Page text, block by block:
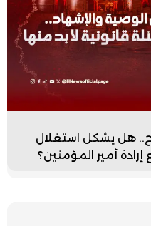
هل يشكل استغلال
أمير المؤمنين؟